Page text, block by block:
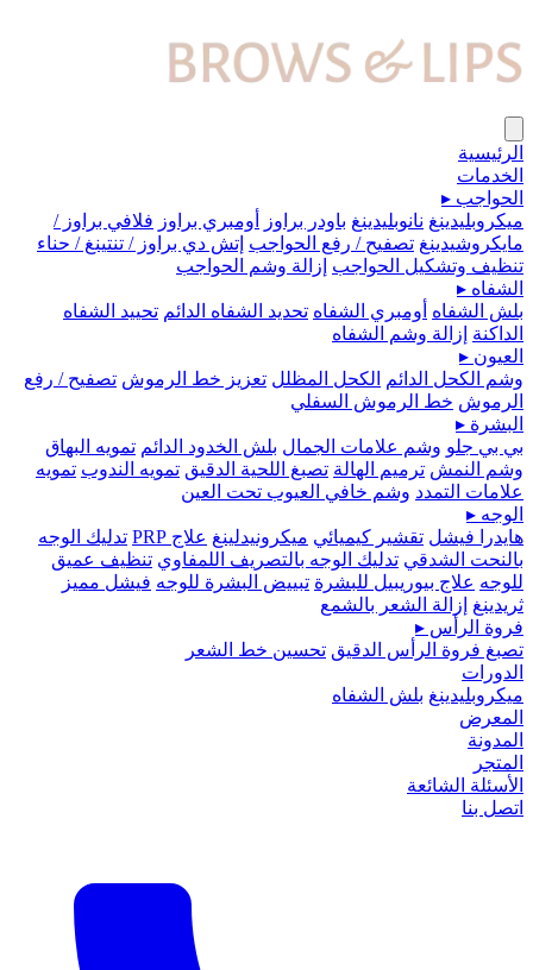
الرئيسية
الخدمات
الحواجب ▸
ميكروبلیدينغ نانوبليدينغ باودر براوز أومبري براوز فلافي براوز /
مايكروشيدينغ تصفيح / رفع الحواجب إتش دي براوز / تنتينغ / حناء
تنظيف وتشكيل الحواجب إزالة وشم الحواجب
الشفاه ▸
بلش الشفاه أومبري الشفاه تحديد الشفاه الدائم تحييد الشفاه
الداكنة إزالة وشم الشفاه
العيون ▸
وشم الكحل الدائم
الكحل المظلل تعزيز خط الرموش تصفيح / رفع
الرموش خط الرموش السفلي
البشرة ▸
بي بي جلو وشم علامات الجمال بلش الخدود الدائم تمويه البهاق
وشم النمش ترميم الهالة تصبغ اللحية الدقيق تمويه الندوب تمويه
علامات التمدد وشم خافي العيوب تحت العين
الوجه ▸
هايدرا فيشل تقشير كيميائي ميكرونيدلينغ علاج PRP
تدليك الوجه
بالنحت الشدقي تدليك الوجه بالتصريف اللمفاوي تنظيف عميق
للوجه علاج بيوريبيل للبشرة تبييض البشرة للوجه فيشل مميز
ثريدينغ إزالة الشعر بالشمع
فروة الرأس ▸
تصبغ فروة الرأس الدقيق تحسين خط الشعر
الدورات
ميكروبلیدينغ بلش الشفاه
المعرض
المدونة
المتجر
الأسئلة الشائعة
اتصل بنا